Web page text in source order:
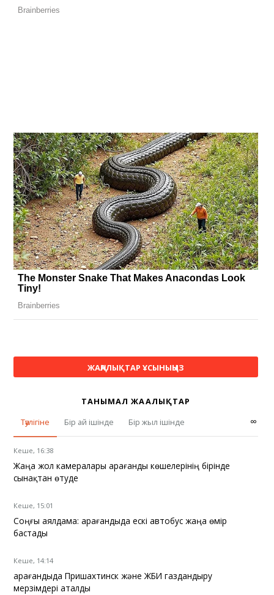
ЖАҢАЛЫҚТАР ҰСЫНЫҢЫЗ
ТАНЫМАЛ ЖАҢАЛЫҚТАР
Тәулігіне
Бір ай ішінде Бір жыл ішінде ∞
Кеше, 16:38
Жаңа жол камералары Қарағанды көшелерінің бірінде
сынақтан өтуде
Кеше, 15:01
Соңғы аялдама: Қарағандыда ескі автобус жаңа өмір
бастады
Кеше, 14:14
Қарағандыда Пришахтинск және ЖБИ газдандыру
мерзімдері аталды